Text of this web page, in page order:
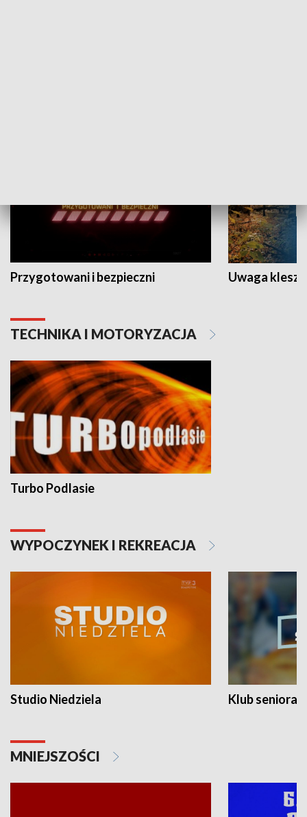
Przygotowani i bezpieczni Uwaga
TECHNIKA I MOTORYZACJA
Turbo Podlasie
WYPOCZYNEK I REKREACJA
Studio Niedziela Klub seniora
MNIEJSZOŚCI